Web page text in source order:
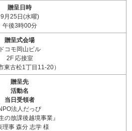
贈呈日時
9月25日(水曜)
午後3時00分
贈呈式会場
ドコモ岡山ビル
2F 応接室
東古松1丁目11-20）
贈呈先
活動名
当日受領者
法人だっぴ
の放課後越境事業』
理事 森分 志学 様